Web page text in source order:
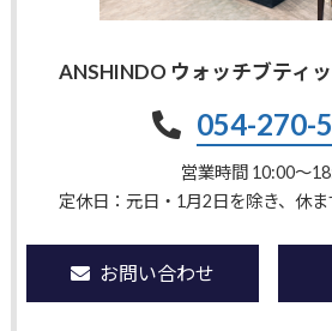
ANSHINDO ウォッチブティ
054-270-
営業時間 10:00〜
定休日：元日・1月2日を除き、休ま
お問い合わせ